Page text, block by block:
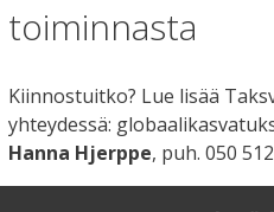
toiminnasta
Kiinnostuitko? Lue lisää
yhteydessä:
Hanna Hjerppe, puh. 050